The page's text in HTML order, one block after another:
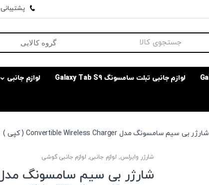
پشتیبانی
لوازم جانبی تبلت سامسونگ Galaxy Tab S9 لوازم جانبی
شارژر بی سیم سامسونگ مدل Convertible Wireless Charger ( کپی )
شارژر وایرلس, لوازم جانبی, لوازم جانبی گوشی
شارژر بی سیم سامسونگ